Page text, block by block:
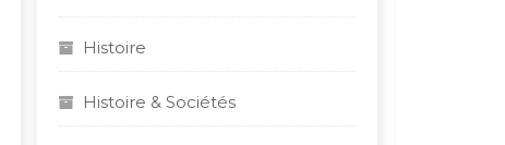
Histoire
Histoire & Sociétés